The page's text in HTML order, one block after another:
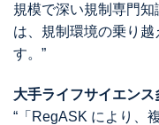
規模で深い規制専門
は、規制環境の乗り
す。”
大手ライフサイエンス
“「RegASK により、